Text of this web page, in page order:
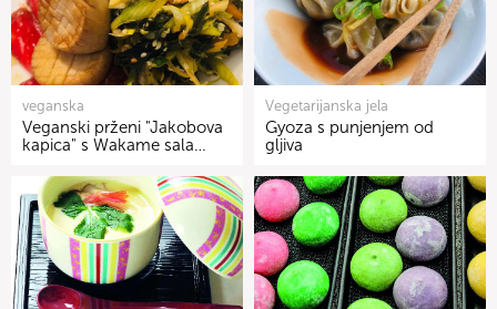
veganska
Veganski prženi "Jakobova
kapica" s Wakame sala…
Vegetarijanska jela
Gyoza s punjenjem od
gljiva